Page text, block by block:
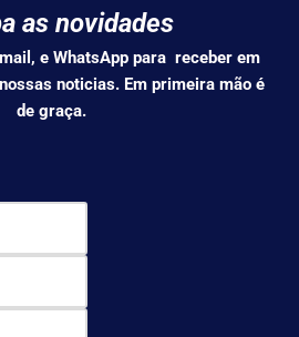
as novidades
e WhatsApp para receber em
noticias. Em primeira mão é
de graça.